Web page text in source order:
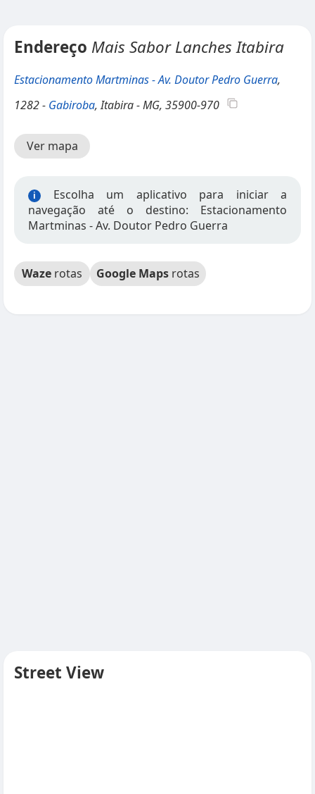
Endereço Mais Sabor Lanches Itabira
Estacionamento Martminas - Av. Doutor Pedro Guerra,
1282 - Gabiroba, Itabira - MG, 35900-970
Ver mapa
i
Escolha um aplicativo para iniciar a
navegação até o destino: Estacionamento
Martminas - Av. Doutor Pedro Guerra
Waze rotas Google Maps rotas
Street View